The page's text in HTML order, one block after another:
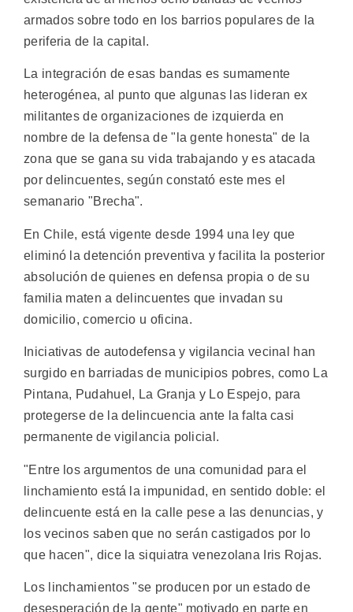
armados sobre todo en los barrios populares de la
periferia de la capital.
La integración de esas bandas es sumamente
heterogénea, al punto que algunas las lideran ex
militantes de organizaciones de izquierda en
nombre de la defensa de "la gente honesta" de la
zona que se gana su vida trabajando y es atacada
por delincuentes, según constató este mes el
semanario "Brecha".
En Chile, está vigente desde 1994 una ley que
eliminó la detención preventiva y facilita la posterior
absolución de quienes en defensa propia o de su
familia maten a delincuentes que invadan su
domicilio, comercio u oficina.
Iniciativas de autodefensa y vigilancia vecinal han
surgido en barriadas de municipios pobres, como La
Pintana, Pudahuel, La Granja y Lo Espejo, para
protegerse de la delincuencia ante la falta casi
permanente de vigilancia policial.
"Entre los argumentos de una comunidad para el
linchamiento está la impunidad, en sentido doble: el
delincuente está en la calle pese a las denuncias, y
los vecinos saben que no serán castigados por lo
que hacen", dice la siquiatra venezolana Iris Rojas.
Los linchamientos "se producen por un estado de
desesperación de la gente" motivado en parte en